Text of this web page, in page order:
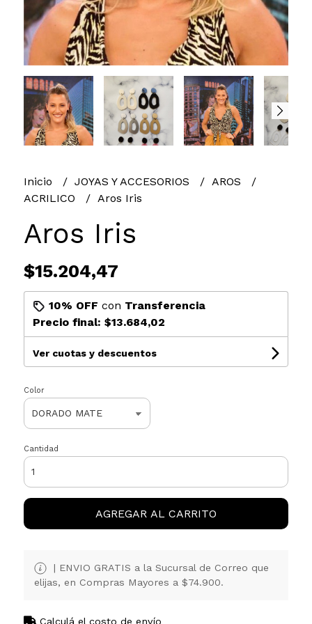
Inicio JOYAS Y ACCESORIOS
AROS
ACRILICO
Aros Iris
Aros Iris
$15.204,47
10% OFF con Transferencia
Precio final: $13.684,02
Ver cuotas y descuentos
Color
Cantidad
AGREGAR AL CARRITO
| ENVIO GRATIS a la Sucursal de Correo que
elijas, en Compras Mayores a $74.900.
Calculá el costo de envío